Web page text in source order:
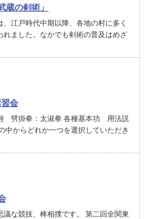
の剣術」
江戸時代中期以降、各地の村に多く
ました。なかでも剣術の普及はめざ
会
劈掛拳：太淑拳 各種基本功 用法説
中からどれか一つを選択していただき
な競技、棒相撲です。 第二回全関東